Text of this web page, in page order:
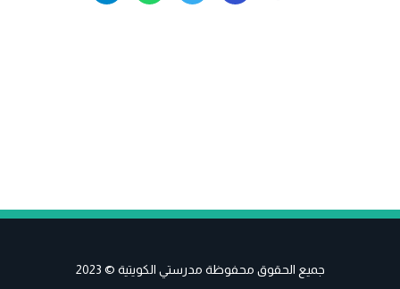
جميع الحقوق محفوظة مدرستي الكويتية © 2023